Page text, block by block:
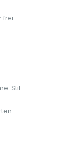
frei
Stil